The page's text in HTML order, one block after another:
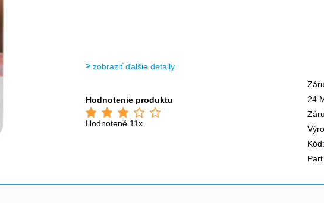
zobraziť ďalšie detaily
Hodnotenie produktu
Hodnotené 11x
24
Kód: